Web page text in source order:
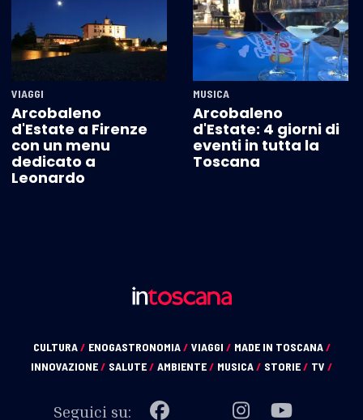
VIAGGI
Arcobaleno
d'Estate a Firenze
con un menu
dedicato a
Leonardo
MUSICA
Arcobaleno
d'Estate: 4 giorni di
eventi in tutta la
Toscana
CULTURA/ ENOGASTRONOMIA/ VIAGGI / MADE IN TOSCANA/
INNOVAZIONE/ SALUTE/ AMBIENTE/ MUSICA/ STORIE/ TV /
Seguici su: